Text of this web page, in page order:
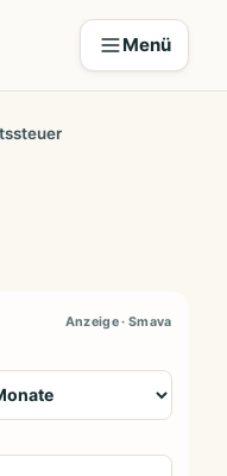
Menü
Anzeige · Smava